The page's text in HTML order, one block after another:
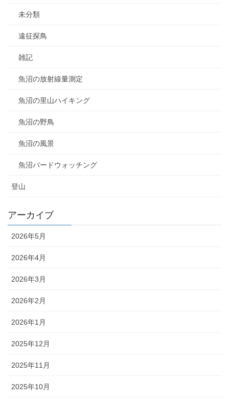
未分類
遠征探鳥
雑記
魚沼の放射線量測定
魚沼の里山ハイキング
魚沼の野鳥
魚沼の風景
魚沼バードウォッチング
登山
アーカイブ
2026年5月
2026年4月
2026年3月
2026年2月
2026年1月
2025年12月
2025年11月
2025年10月